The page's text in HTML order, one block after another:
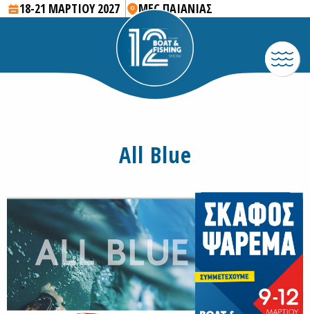
18-21 ΜΑΡΤΙΟΥ 2027 MEC ΠΑΙΑΝΙΑΣ
All Blue